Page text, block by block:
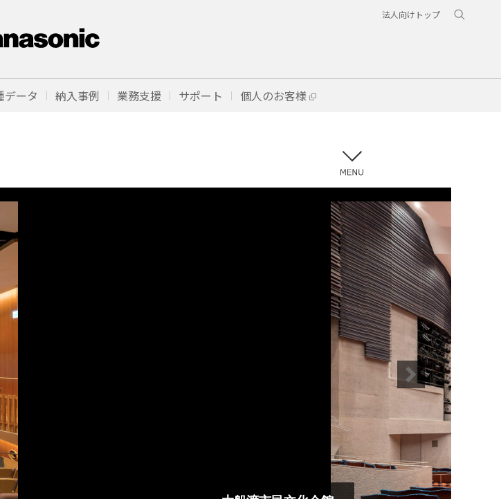
法人向けトップ
データ 納入事例 業務支援 サポート 個人のお客様